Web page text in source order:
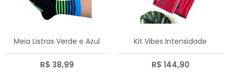
Meia Listras Verde e Azul
R$ 38,99
Kit Vibes Intensidade
R$ 144,90